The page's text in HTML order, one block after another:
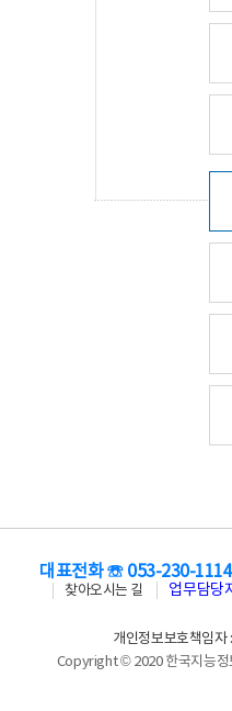
대표전화 ☏ 053-230-1114
찾아오시는 길
업무담당
개인정보보호책임자
Copyright © 2020 한국지능